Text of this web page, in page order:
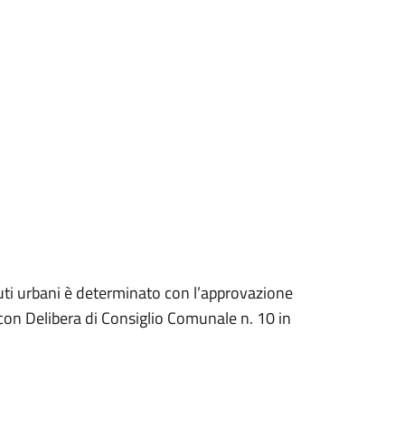
urbani è determinato con l’approvazione
Delibera di Consiglio Comunale n. 10 in